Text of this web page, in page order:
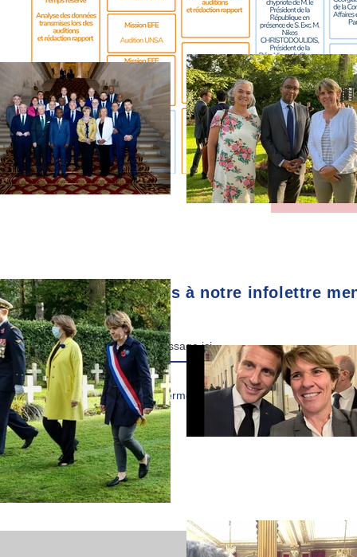
TOUS
Abonnez-vous à notre infolettre
E-mail
J’accepte les termes et conditions